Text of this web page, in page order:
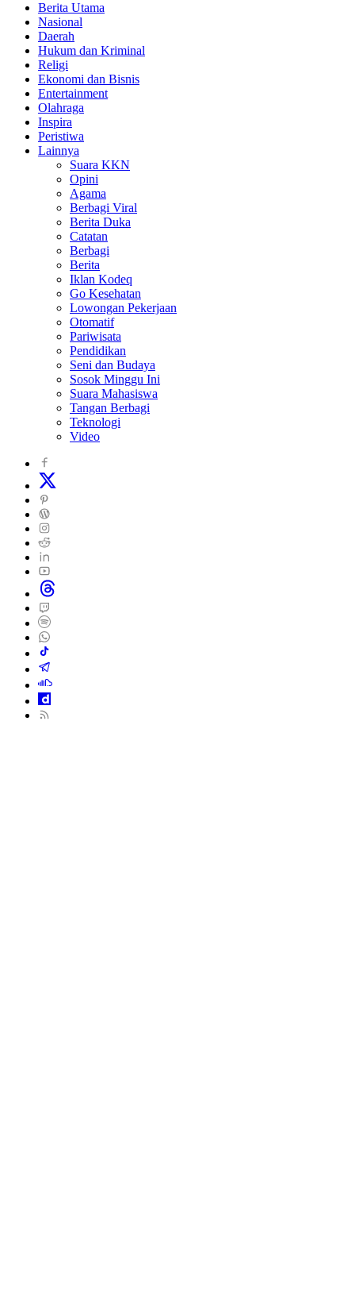
Berita Utama
Nasional
Daerah
Hukum dan Kriminal
Religi
Ekonomi dan Bisnis
Entertainment
Olahraga
Inspira
Peristiwa
Lainnya
Suara KKN
Opini
Agama
Berbagi Viral
Berita Duka
Catatan
Berbagi
Berita
Iklan Kodeq
Go Kesehatan
Lowongan Pekerjaan
Otomatif
Pariwisata
Pendidikan
Seni dan Budaya
Sosok Minggu Ini
Suara Mahasiswa
Tangan Berbagi
Teknologi
Video